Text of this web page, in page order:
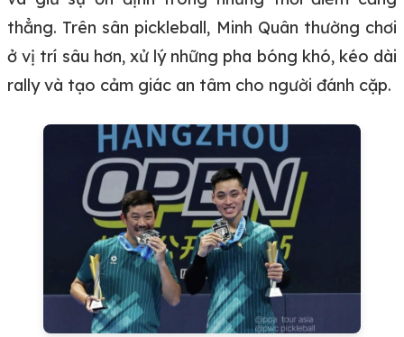
thẳng. Trên sân pickleball, Minh Quân thường chơi
ở vị trí sâu hơn, xử lý những pha bóng khó, kéo dài
rally và tạo cảm giác an tâm cho người đánh cặp.